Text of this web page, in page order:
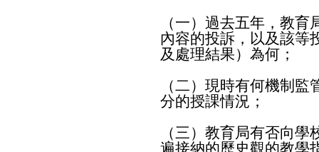
（一）過去五年，教
內容的投訴，以及該等
及處理結果）為何；
（二）現時有何機制
分的授課情況；
（三）教育局有否向
遍接納的歷史觀的教學